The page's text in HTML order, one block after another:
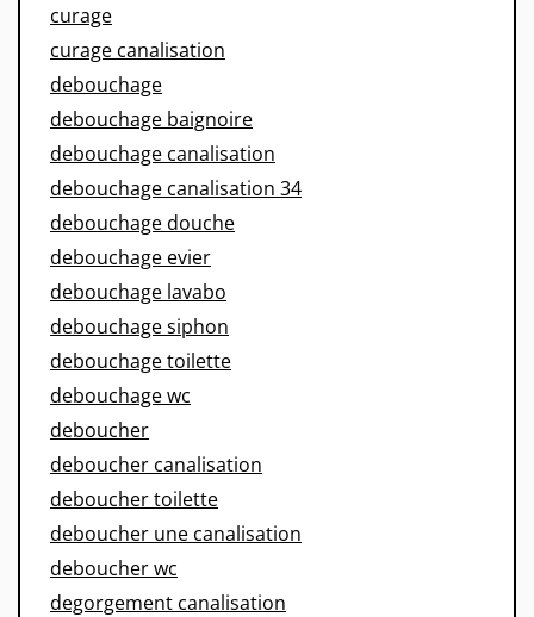
curage
curage canalisation
debouchage
debouchage baignoire
debouchage canalisation
debouchage canalisation 34
debouchage douche
debouchage evier
debouchage lavabo
debouchage siphon
debouchage toilette
debouchage wc
deboucher
deboucher canalisation
deboucher toilette
deboucher une canalisation
deboucher wc
degorgement canalisation